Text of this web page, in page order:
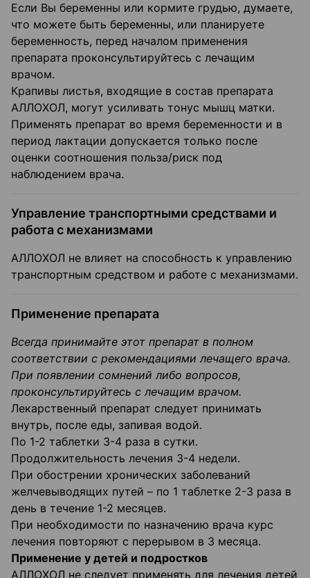
Если Вы беременны или кормите грудью, думаете,
что можете быть беременны, или планируете
беременность, перед началом применения
препарата проконсультируйтесь с лечащим
врачом.
Крапивы листья, входящие в состав препарата
АЛЛОХОЛ, могут усиливать тонус мышц матки.
Применять препарат во время беременности и в
период лактации допускается только после
оценки соотношения польза/риск под
наблюдением врача.
Управление транспортными средствами и
работа с механизмами
АЛЛОХОЛ не влияет на способность к управлению
транспортным средством и работе с механизмами.
Применение препарата
Всегда принимайте этот препарат в полном
соответствии с рекомендациями лечащего врача.
При появлении сомнений либо вопросов,
проконсультируйтесь с лечащим врачом.
Лекарственный препарат следует принимать
внутрь, после еды, запивая водой.
По 1-2 таблетки 3-4 раза в сутки.
Продолжительность лечения 3-4 недели.
При обострении хронических заболеваний
желчевыводящих путей – по 1 таблетке 2-3 раза в
день в течение 1-2 месяцев.
При необходимости по назначению врача курс
лечения повторяют с перерывом в 3 месяца.
Применение у детей и подростков
АЛЛОХОЛ не следует применять для лечения детей